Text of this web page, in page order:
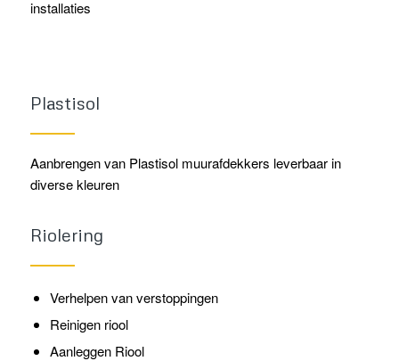
installaties
Plastisol
Aanbrengen van Plastisol muurafdekkers leverbaar in
diverse kleuren
Riolering
Verhelpen van verstoppingen
Reinigen riool
Aanleggen Riool